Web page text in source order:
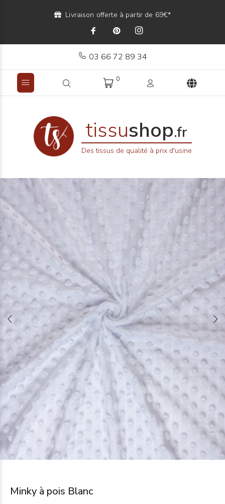
Livraison offerte à partir de 69€*
03 66 72 89 34
0
tissushop.fr
Des tissus de qualité à prix d'usine
Minky à pois Blanc